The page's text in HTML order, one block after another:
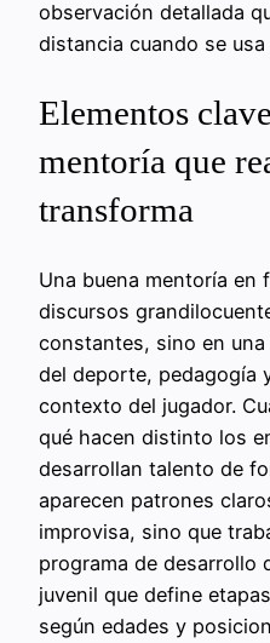
observación detallada
distancia cuando se
Elementos
mentoría que
transforma
Una buena mentoría en
discursos
constantes, sino en
del deporte, pedagogía
contexto del jugador.
qué hacen distinto los
desarrollan talento de
aparecen patrones
improvisa, sino que
programa de desarrollo
juvenil que define
según edades y